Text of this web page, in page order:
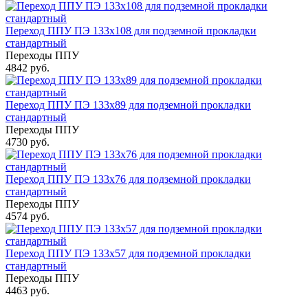
Переход ППУ ПЭ 133x108 для подземной прокладки
стандартный
Переходы ППУ
4842 руб.
Переход ППУ ПЭ 133x89 для подземной прокладки
стандартный
Переходы ППУ
4730 руб.
Переход ППУ ПЭ 133x76 для подземной прокладки
стандартный
Переходы ППУ
4574 руб.
Переход ППУ ПЭ 133x57 для подземной прокладки
стандартный
Переходы ППУ
4463 руб.